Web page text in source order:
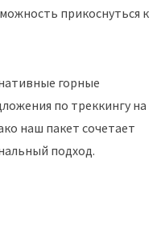
прикоснуться к
горные
по треккингу на
наш пакет сочетает
подход.